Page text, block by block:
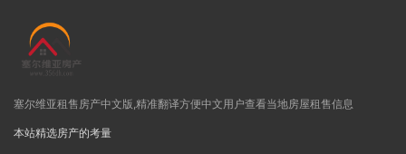
塞尔维亚租售房产中文版,精准翻译方便中文用户查看当地房屋租售信息
本站精选房产的考量